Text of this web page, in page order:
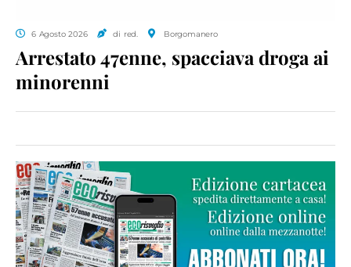
6 Agosto 2026 di red. Borgomanero
Arrestato 47enne, spacciava droga ai
minorenni